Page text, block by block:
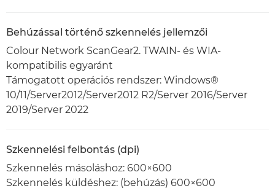
Behúzással történő szkennelés jellemzői
Colour Network ScanGear2. TWAIN- és WIA-
kompatibilis egyaránt
Támogatott operációs rendszer: Windows®
10/11/Server2012/Server2012 R2/Server 2016/Server
2019/Server 2022
Szkennelési felbontás (dpi)
Szkennelés másoláshoz: 600×600
Szkennelés küldéshez: (behúzás) 600×600